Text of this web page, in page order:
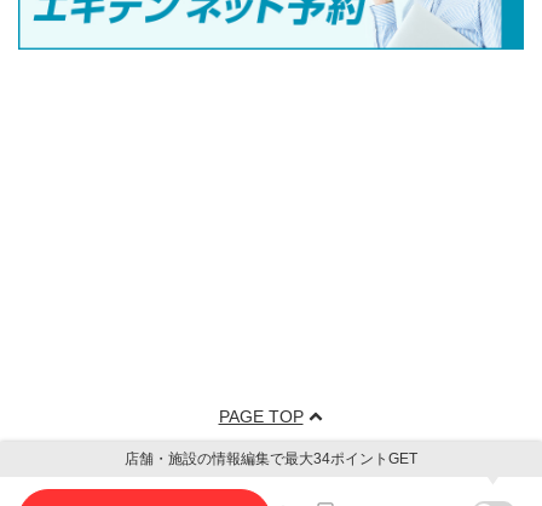
PAGE TOP
店舗・施設の情報編集で最大34ポイントGET